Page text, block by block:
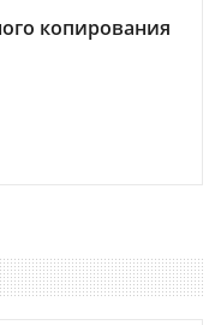
копирования